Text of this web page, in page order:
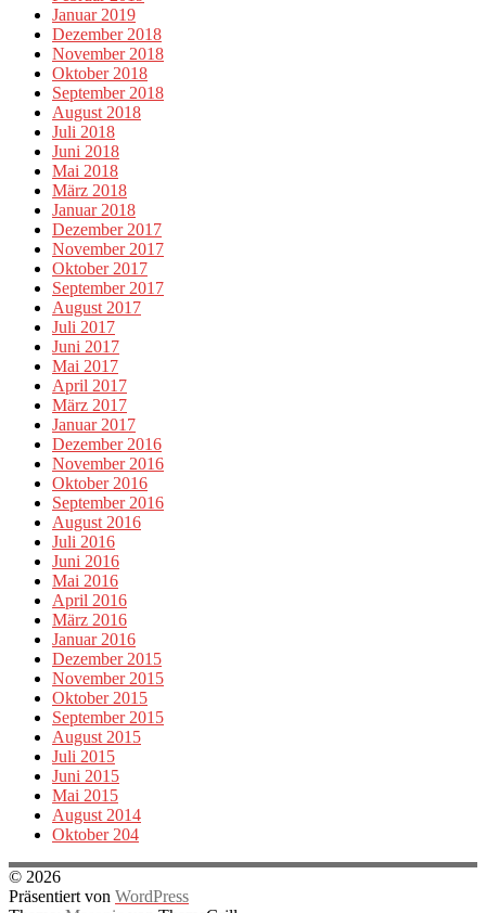
Januar 2019
Dezember 2018
November 2018
Oktober 2018
September 2018
August 2018
Juli 2018
Juni 2018
Mai 2018
März 2018
Januar 2018
Dezember 2017
November 2017
Oktober 2017
September 2017
August 2017
Juli 2017
Juni 2017
Mai 2017
April 2017
März 2017
Januar 2017
Dezember 2016
November 2016
Oktober 2016
September 2016
August 2016
Juli 2016
Juni 2016
Mai 2016
April 2016
März 2016
Januar 2016
Dezember 2015
November 2015
Oktober 2015
September 2015
August 2015
Juli 2015
Juni 2015
Mai 2015
August 2014
Oktober 204
© 2026
Präsentiert von WordPress